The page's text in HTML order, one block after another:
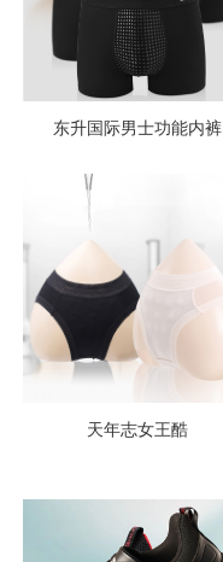
东升国际男士功能内裤
天年志女王酷